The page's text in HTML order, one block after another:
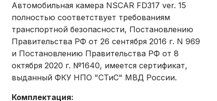
Автомобильная камера NSCAR FD317 ver. 15
полностью соответствует требованиям
транспортной безопасности, Постановлению
Правительства РФ от 26 сентября 2016 г. N 969
и Постановлению Правительства РФ от 8
октября 2020 г. №1640, имеется сертификат,
выданный ФКУ НПО "СТиС" МВД России.
Комплектация: